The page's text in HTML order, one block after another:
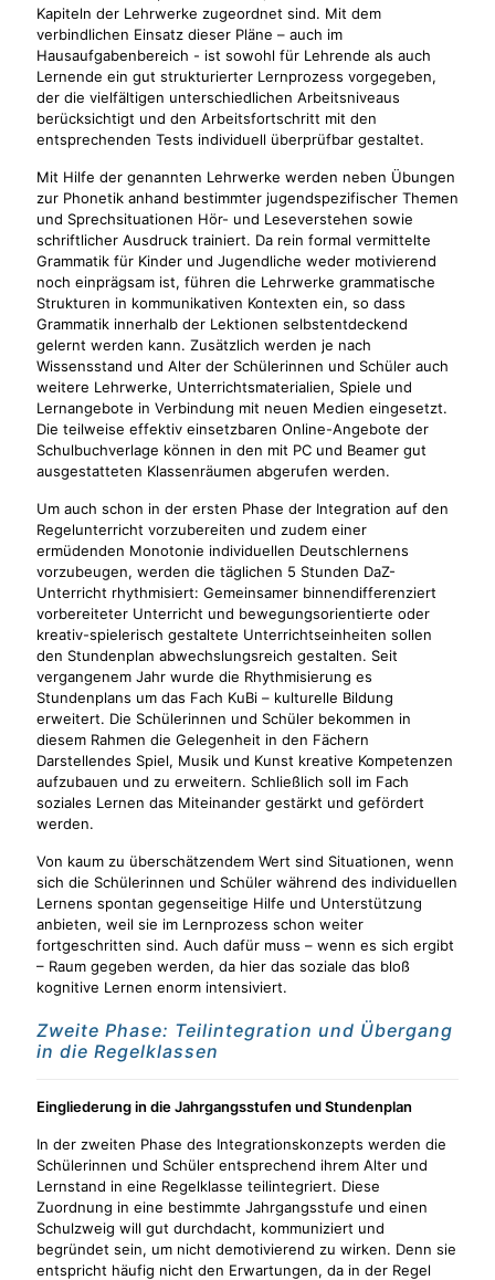
Kapiteln der Lehrwerke zugeordnet sind. Mit dem
verbindlichen Einsatz dieser Pläne – auch im
Hausaufgabenbereich - ist sowohl für Lehrende als auch
Lernende ein gut strukturierter Lernprozess vorgegeben,
der die vielfältigen unterschiedlichen Arbeitsniveaus
berücksichtigt und den Arbeitsfortschritt mit den
entsprechenden Tests individuell überprüfbar gestaltet.
Mit Hilfe der genannten Lehrwerke werden neben Übungen
zur Phonetik anhand bestimmter jugendspezifischer Themen
und Sprechsituationen Hör- und Leseverstehen sowie
schriftlicher Ausdruck trainiert. Da rein formal vermittelte
Grammatik für Kinder und Jugendliche weder motivierend
noch einprägsam ist, führen die Lehrwerke grammatische
Strukturen in kommunikativen Kontexten ein, so dass
Grammatik innerhalb der Lektionen selbstentdeckend
gelernt werden kann. Zusätzlich werden je nach
Wissensstand und Alter der Schülerinnen und Schüler auch
weitere Lehrwerke, Unterrichtsmaterialien, Spiele und
Lernangebote in Verbindung mit neuen Medien eingesetzt.
Die teilweise effektiv einsetzbaren Online-Angebote der
Schulbuchverlage können in den mit PC und Beamer gut
ausgestatteten Klassenräumen abgerufen werden.
Um auch schon in der ersten Phase der Integration auf den
Regelunterricht vorzubereiten und zudem einer
ermüdenden Monotonie individuellen Deutschlernens
vorzubeugen, werden die täglichen 5 Stunden DaZ-
Unterricht rhythmisiert: Gemeinsamer binnendifferenziert
vorbereiteter Unterricht und bewegungsorientierte oder
kreativ-spielerisch gestaltete Unterrichtseinheiten sollen
den Stundenplan abwechslungsreich gestalten. Seit
vergangenem Jahr wurde die Rhythmisierung es
Stundenplans um das Fach KuBi – kulturelle Bildung
erweitert. Die Schülerinnen und Schüler bekommen in
diesem Rahmen die Gelegenheit in den Fächern
Darstellendes Spiel, Musik und Kunst kreative Kompetenzen
aufzubauen und zu erweitern. Schließlich soll im Fach
soziales Lernen das Miteinander gestärkt und gefördert
werden.
Von kaum zu überschätzendem Wert sind Situationen, wenn
sich die Schülerinnen und Schüler während des individuellen
Lernens spontan gegenseitige Hilfe und Unterstützung
anbieten, weil sie im Lernprozess schon weiter
fortgeschritten sind. Auch dafür muss – wenn es sich ergibt
– Raum gegeben werden, da hier das soziale das bloß
kognitive Lernen enorm intensiviert.
Zweite Phase: Teilintegration und Übergang
in die Regelklassen
Eingliederung in die Jahrgangsstufen und Stundenplan
In der zweiten Phase des Integrationskonzepts werden die
Schülerinnen und Schüler entsprechend ihrem Alter und
Lernstand in eine Regelklasse teilintegriert. Diese
Zuordnung in eine bestimmte Jahrgangsstufe und einen
Schulzweig will gut durchdacht, kommuniziert und
begründet sein, um nicht demotivierend zu wirken. Denn sie
entspricht häufig nicht den Erwartungen, da in der Regel